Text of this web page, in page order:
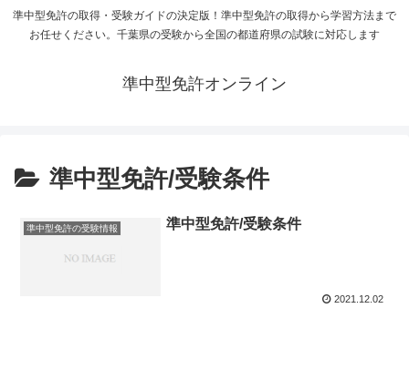
準中型免許の取得・受験ガイドの決定版！準中型免許の取得から学習方法まで
お任せください。千葉県の受験から全国の都道府県の試験に対応します
準中型免許オンライン
準中型免許/受験条件
準中型免許の受験情報 準中型免許/受験条件
2021.12.02